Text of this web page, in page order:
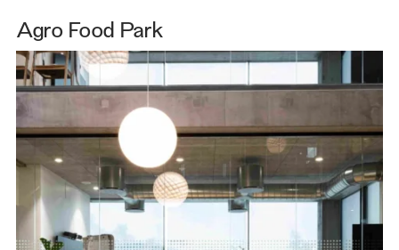
Agro Food Park